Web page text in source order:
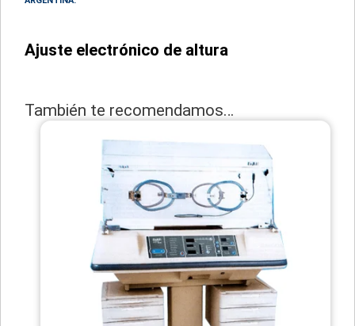
Ajuste electrónico de altura
También te recomendamos…